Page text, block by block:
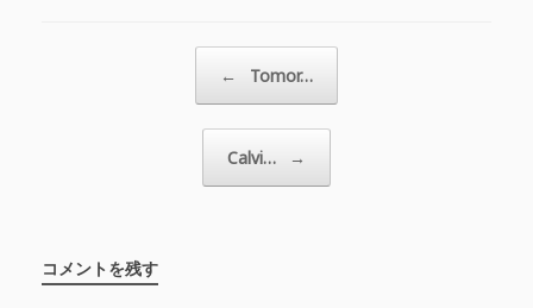
← Tomor…
Calvi… →
コメントを残す